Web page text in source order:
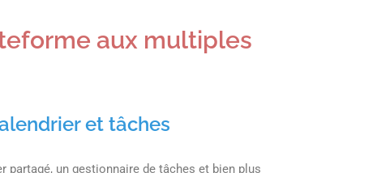
aux multiples
et tâches
partagé, un gestionnaire de tâches et bien plus